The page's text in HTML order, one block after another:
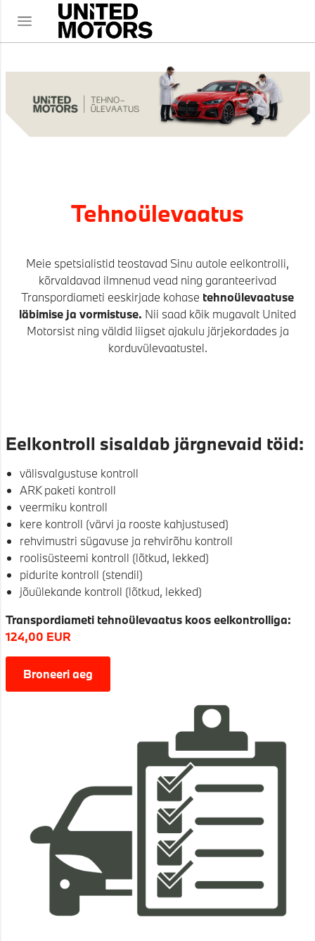
Tehnoülevaatus
Meie spetsialistid teostavad Sinu autole eelkontrolli,
kõrvaldavad ilmnenud vead ning garanteerivad
Transpordiameti eeskirjade kohase tehnoülevaatuse
läbimise ja vormistuse. Nii saad kõik mugavalt United
Motorsist ning väldid liigset ajakulu järjekordades ja
korduvülevaatustel.
Eelkontroll sisaldab järgnevaid töid:
välisvalgustuse kontroll
ARK paketi kontroll
veermiku kontroll
kere kontroll (värvi ja rooste kahjustused)
rehvimustri sügavuse ja rehvirõhu kontroll
roolisüsteemi kontroll (lõtkud, lekked)
pidurite kontroll (stendil)
jõuülekande kontroll (lõtkud, lekked)
Transpordiameti tehnoülevaatus koos eelkontrolliga:
124,00 EUR
Broneeri aeg